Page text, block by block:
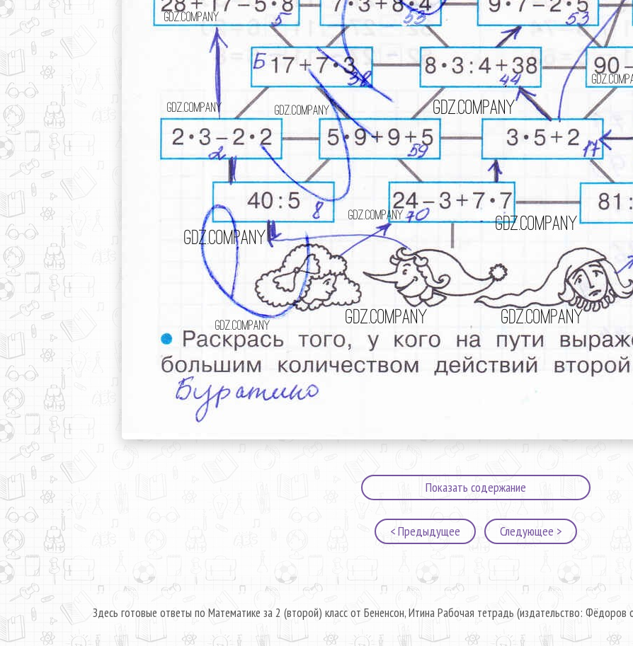
Показать содержание
< Предыдущее Следующее >
Здесь готовые ответы по Математике за 2 (второй) класс от Бененсон, Итина Рабочая тетрадь (издательство: